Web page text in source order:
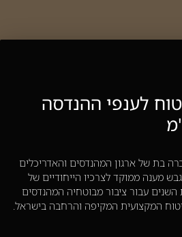
לענפי ההנדסה
כחברה בת של ארגון המהנדסים והאדריכלים
מענה ממוקד לצרכיו הייחודיים של
עבור ציבור מבוטחיה המהנדסים
המקצועית המקיפה והרחבה בישראל.